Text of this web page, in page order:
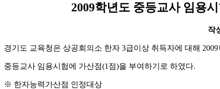
2009학년도 중등교사 임용
작
경기도 교육청은 상공회의소 한자 3급이상 취득자에 대해
중등교사 임용시험에 가산점(1점)을 부여하기로 하였다.
※ 한자능력가산점 인정대상